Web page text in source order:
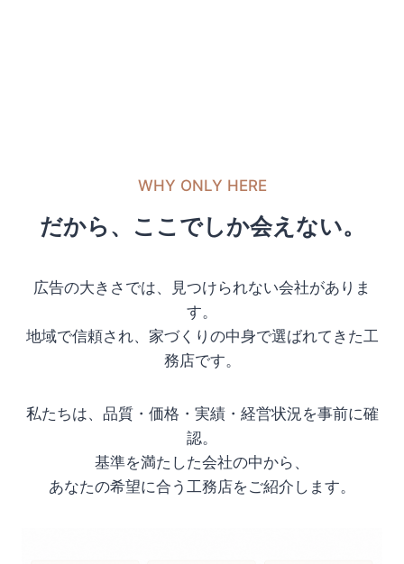
WHY ONLY HERE
だから、ここでしか会えない。
広告の大きさでは、見つけられない会社がありま
す。
地域で信頼され、家づくりの中身で選ばれてきた工
務店です。
私たちは、品質・価格・実績・経営状況を事前に確
認。
基準を満たした会社の中から、
あなたの希望に合う工務店をご紹介します。